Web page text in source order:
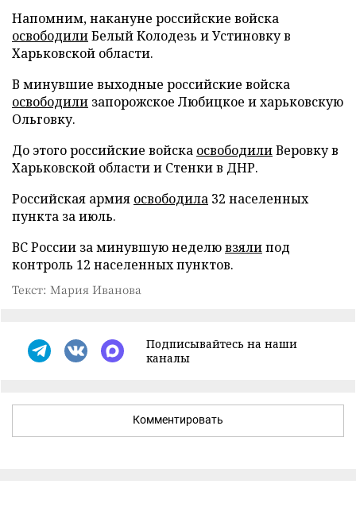
Напомним, накануне российские войска
освободилиБелый Колодезь и Устиновку в
Харьковской области.
В минувшие выходные российские войска
освободили запорожское Любицкое и харьковскую
Ольговку.
До этого российские войска освободилиВеровку в
Харьковской области и Стенки в ДНР.
Российская армия освободила 32 населенных
пункта за июль.
ВС России за минувшую неделювзялипод
контроль 12 населенных пунктов.
Текст: Мария Иванова
Подписывайтесь на наши
каналы
Комментировать